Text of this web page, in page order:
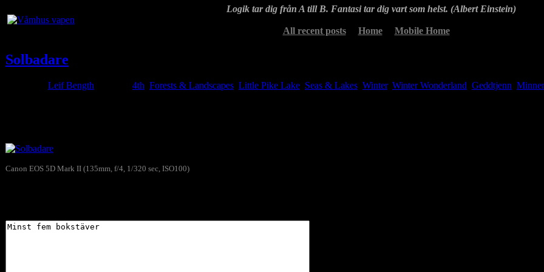
Logik tar dig från A till B. Fantasi tar dig vart som helst. (Albert Einstein)
All recent posts Home Mobile Home
Solbadare
Leif Bength 4th Forests & Landscapes Little Pike Lake Seas & Lakes Winter, Winter Wonderland Geddtjenn
Canon EOS 5D Mark II (135mm, f/4, 1/320 sec, ISO100)